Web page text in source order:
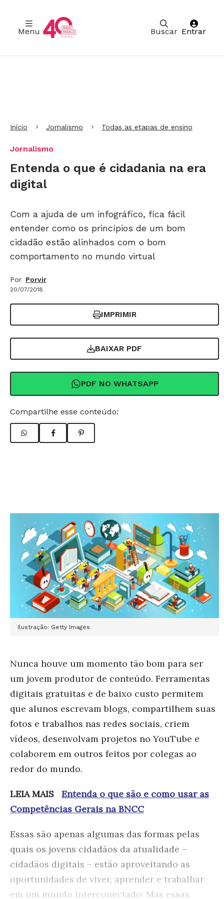
Buscar
Menu Entrar
Início Jornalismo Todas as etapas de ensino
Jornalismo
Entenda o que é cidadania na era
digital
Com a ajuda de um infográfico, fica fácil
entender como os princípios de um bom
cidadão estão alinhados com o bom
comportamento no mundo virtual
Por Porvir
20/07/2018
IMPRIMIR
BAIXAR PDF
PDF NO WHATSAPP
Compartilhe esse conteúdo:
Ilustração: Getty Images
Nunca houve um momento tão bom para ser
um jovem produtor de conteúdo. Ferramentas
digitais gratuitas e de baixo custo permitem
que alunos escrevam blogs, compartilhem suas
fotos e trabalhos nas redes sociais, criem
vídeos, desenvolvam projetos no YouTube e
colaborem em outros feitos por colegas ao
redor do mundo.
LEIA MAIS Entenda o que são e como usar as
Competências Gerais na BNCC
Essas são apenas algumas das formas pelas
quais os jovens cidadãos da atualidade –
cidadãos digitais – estão aproveitando as
oportunidades de viver, aprender e trabalhar
em um mundo interconectado. Mas essas